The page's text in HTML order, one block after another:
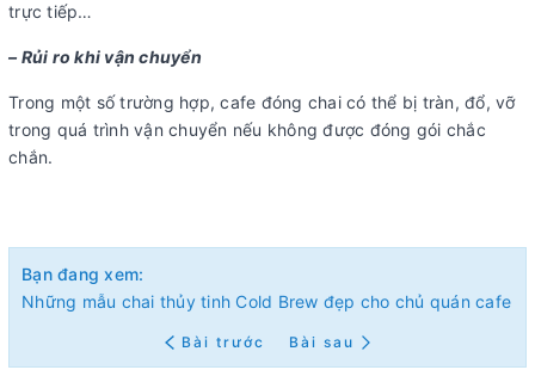
trực tiếp…
– Rủi ro khi vận chuyển
Trong một số trường hợp, cafe đóng chai có thể bị tràn, đổ, vỡ
trong quá trình vận chuyển nếu không được đóng gói chắc
chắn.
Bạn đang xem:
Những mẫu chai thủy tinh Cold Brew đẹp cho chủ quán cafe
Bài trước Bài sau